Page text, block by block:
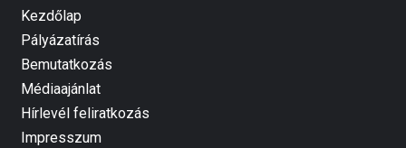
Kezdőlap
Pályázatírás
Bemutatkozás
Médiaajánlat
Hírlevél feliratkozás
Impresszum